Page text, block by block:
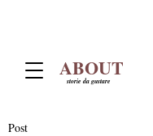
ABOUT
storie da gustare
Post